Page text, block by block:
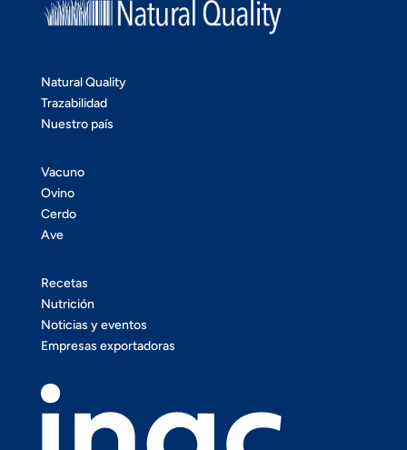
Natural Quality
Trazabilidad
Nuestro país
Vacuno
Ovino
Cerdo
Ave
Recetas
Nutrición
Noticias y eventos
Empresas exportadoras